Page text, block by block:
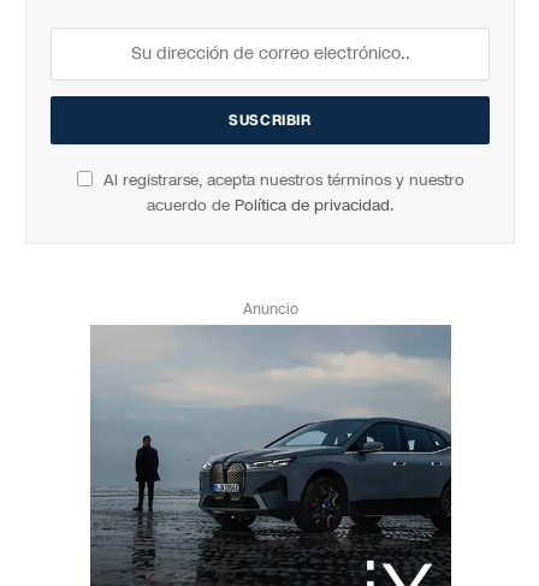
Al registrarse, acepta nuestros términos y nuestro
acuerdo de Política de privacidad.
Anuncio